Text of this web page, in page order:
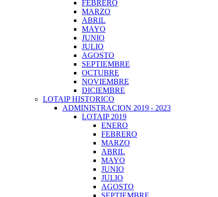
FEBRERO
MARZO
ABRIL
MAYO
JUNIO
JULIO
AGOSTO
SEPTIEMBRE
OCTUBRE
NOVIEMBRE
DICIEMBRE
LOTAIP HISTORICO
ADMINISTRACION 2019 - 2023
LOTAIP 2019
ENERO
FEBRERO
MARZO
ABRIL
MAYO
JUNIO
JULIO
AGOSTO
SEPTIEMBRE